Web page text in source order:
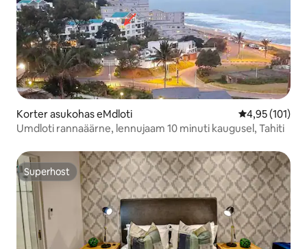
Korter asukohas eMdloti Keskmine
4,95 (101)
Umdloti rannaäärne, lennujaam 10 minuti kaugusel, Tahiti
Superhost
Superhost